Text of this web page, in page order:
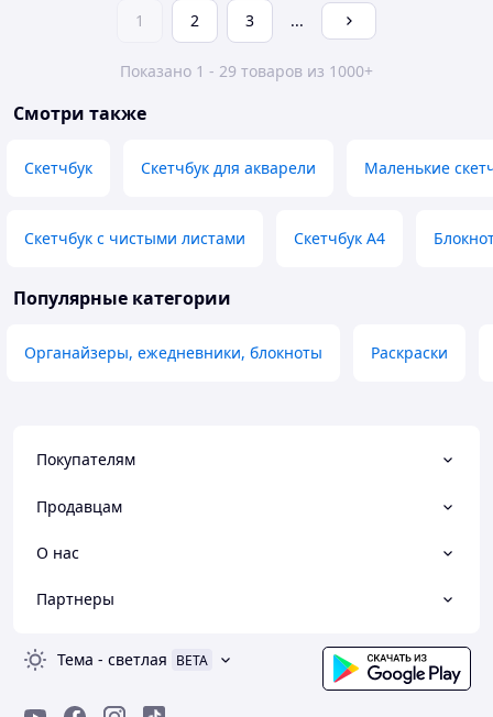
1 2 3 ...
Показано 1 - 29 товаров из 1000+
Смотри также
Скетчбук Скетчбук для акварели Маленькие
Скетчбук с чистыми листами Скетчбук А4
Популярные категории
Органайзеры, ежедневники, блокноты Раскраски
Покупателям
Продавцам
О нас
Партнеры
Тема - светлая BETA